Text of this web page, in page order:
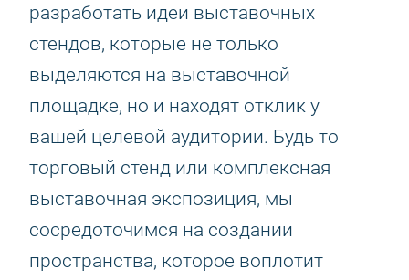
разработать идеи выставочных
стендов, которые не только
выделяются на выставочной
площадке, но и находят отклик у
вашей целевой аудитории. Будь то
торговый стенд или комплексная
выставочная экспозиция, мы
сосредоточимся на создании
пространства, которое воплотит